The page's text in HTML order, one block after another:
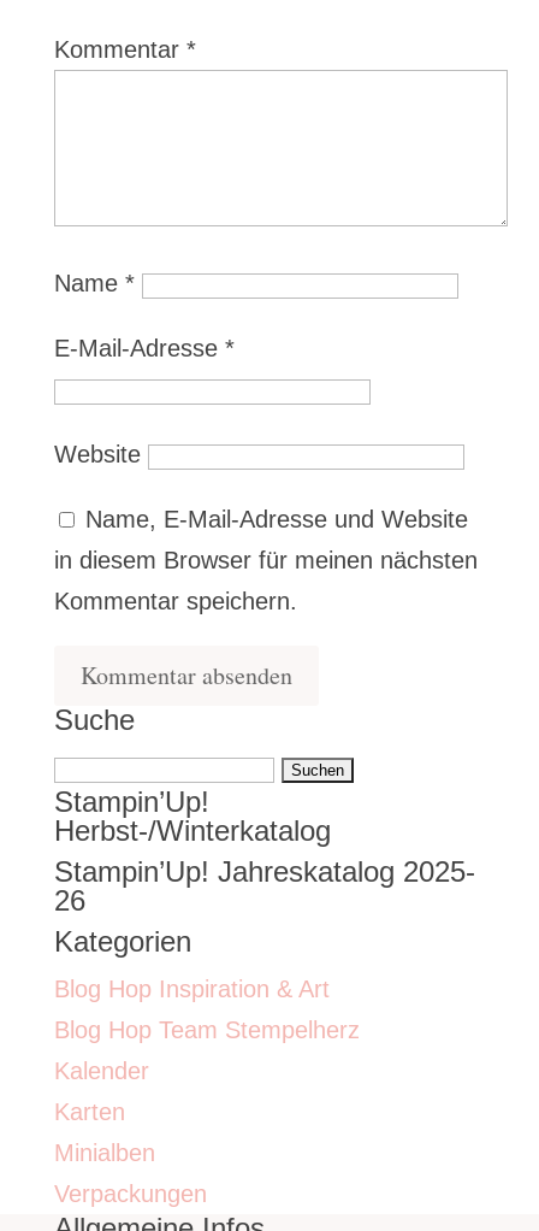
Kommentar *
Name *
E-Mail-Adresse *
Website
Name, E-Mail-Adresse und Website
in diesem Browser für meinen nächsten
Kommentar speichern.
Suche
Suchen
nach:
Stampin’Up!
Herbst-/Winterkatalog
Stampin’Up! Jahreskatalog 2025-
26
Kategorien
Blog Hop Inspiration & Art
Blog Hop Team Stempelherz
Kalender
Karten
Minialben
Verpackungen